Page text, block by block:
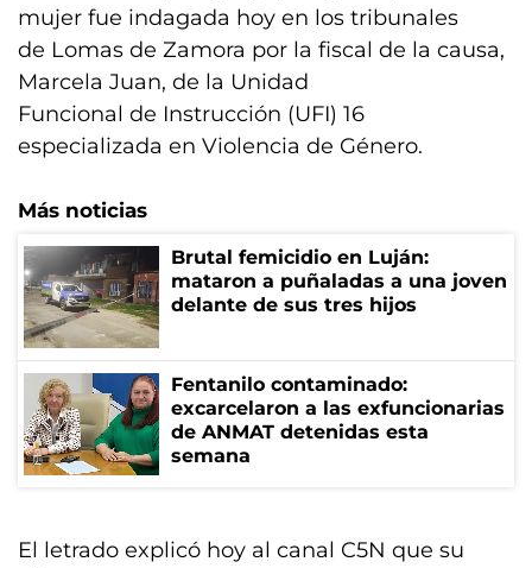
mujer fue indagada hoy en los tribunales
de Lomas de Zamora por la fiscal de la causa,
Marcela Juan, de la Unidad
Funcional de Instrucción (UFI) 16
especializada en Violencia de Género.
Más noticias
Brutal femicidio en Luján:
mataron a puñaladas a una joven
delante de sus tres hijos
Fentanilo contaminado:
excarcelaron a las exfuncionarias
de ANMAT detenidas esta
semana
El letrado explicó hoy al canal C5N que su